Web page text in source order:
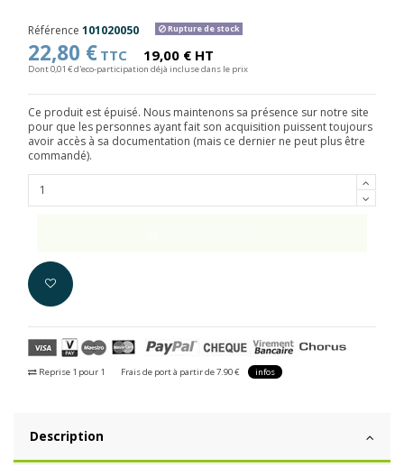
Référence 101020050 Rupture de stock
22,80 € TTC 19,00 € HT
Dont 0,01 € d'eco-participation déjà incluse dans le prix
Ce produit est épuisé. Nous maintenons sa présence sur notre site
pour que les personnes ayant fait son acquisition puissent toujours
avoir accès à sa documentation (mais ce dernier ne peut plus être
commandé).
Reprise 1 pour 1 Frais de port à partir de 7.90 € infos
Description